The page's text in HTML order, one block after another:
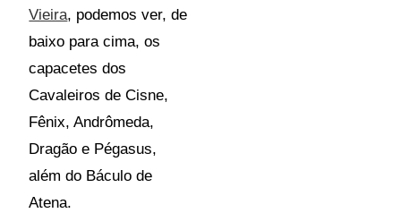
Vieira, podemos ver, de
baixo para cima, os
capacetes dos
Cavaleiros de Cisne,
Fênix, Andrômeda,
Dragão e Pégasus,
além do Báculo de
Atena.